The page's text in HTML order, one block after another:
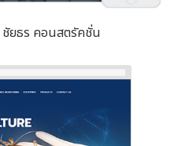
ชัยธร คอนสตรัคชั่น